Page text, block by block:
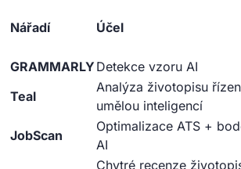
Nářadí Účel
GRAMMARLY Detekce vzoru AI
Teal
Analýza životopisu
umělou inteligencí
JobScan
Optimalizace ATS +
AI
Chytré recenze